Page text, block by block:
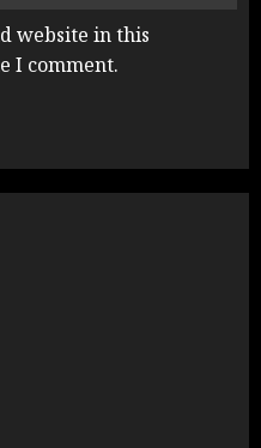
website in this
I comment.